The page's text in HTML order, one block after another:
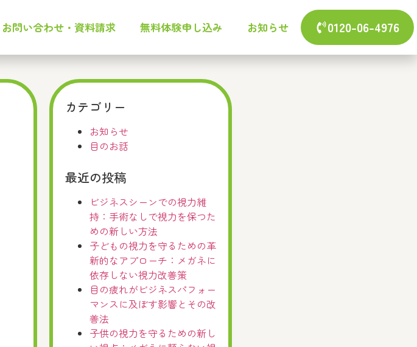
お問い合わせ・資料請求 無料体験申し込み お知らせ 0120-06-4976
カテゴリー
お知らせ
目のお話
最近の投稿
ビジネスシーンでの視力維
持：手術なしで視力を保つた
めの新しい方法
子どもの視力を守るための革
新的なアプローチ：メガネに
依存しない視力改善策
目の疲れがビジネスパフォー
マンスに及ぼす影響とその改
善法
子供の視力を守るための新し